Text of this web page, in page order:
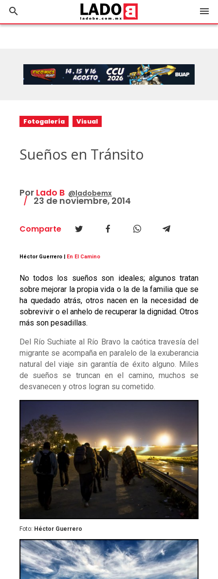
search menu
Fotogalería Visual
Sueños en Tránsito
Por Lado B @ladobemx
23 de noviembre, 2014
Comparte
Héctor Guerrero | En El Camino
No todos los sueños son ideales; algunos tratan
sobre mejorar la propia vida o la de la familia que se
ha quedado atrás, otros nacen en la necesidad de
sobrevivir o el anhelo de recuperar la dignidad. Otros
más son pesadillas.
Del Río Suchiate al Río Bravo la caótica travesía del
migrante se acompaña en paralelo de la exuberancia
natural del viaje sin garantía de éxito alguno. Miles
de sueños se truncan en el camino, muchos se
desvanecen y otros logran su cometido.
Foto: Héctor Guerrero